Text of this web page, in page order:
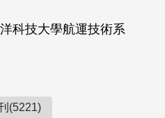
科技大學航運技術系
(5221)